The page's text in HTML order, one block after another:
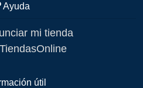
Ayuda
mi tienda
útil